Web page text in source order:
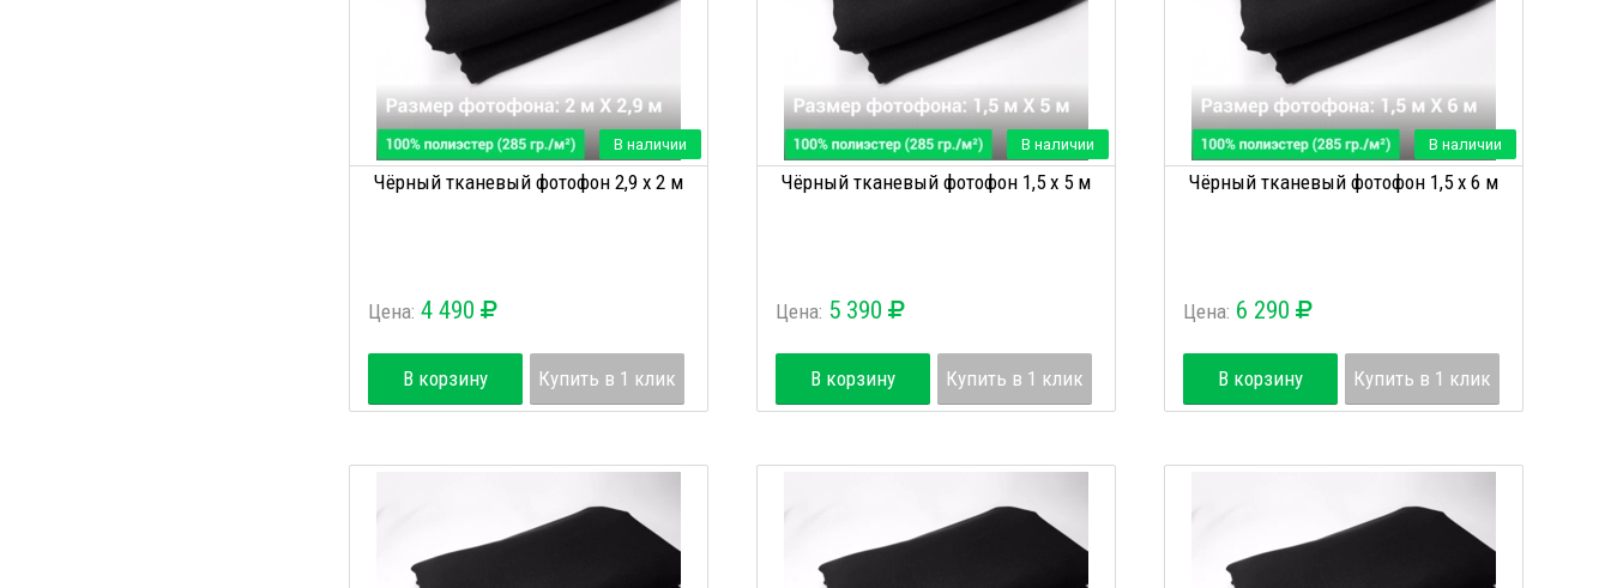
В наличии
Чёрный тканевый фотофон 2,9 х 2 м
Цена: 4 490
В корзину Купить в 1 клик
В наличии
Чёрный тканевый фотофон 1,5 х 5 м
Цена: 5 390
В корзину Купить в 1 клик
В наличии
Чёрный тканевый фотофон 1,5 х 6 м
Цена: 6 290
В корзину Купить в 1 клик